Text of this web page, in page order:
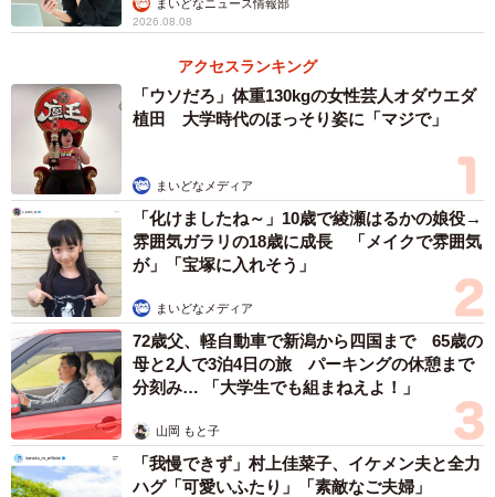
灰岩や苦灰石（くかいせき、ドロマイト）を含む地質で、
鍾乳洞に近い地質ではあると思います。
まいどなニュース情報部
2026.08.08
アクセスランキング
「ウソだろ」体重130kgの女性芸人オダウエダ
植田 大学時代のほっそり姿に「マジで」
まいどなメディア
「化けましたね～」10歳で綾瀬はるかの娘役→
雰囲気ガラリの18歳に成長 「メイクで雰囲気
が」「宝塚に入れそう」
まいどなメディア
72歳父、軽自動車で新潟から四国まで 65歳の
母と2人で3泊4日の旅 パーキングの休憩まで
分刻み… 「大学生でも組まねえよ！」
山岡 もと子
「我慢できず」村上佳菜子、イケメン夫と全力
ハグ「可愛いふたり」「素敵なご夫婦」